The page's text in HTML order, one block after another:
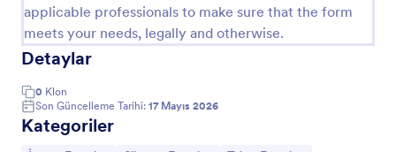
applicable professionals to make sure that the form
meets your needs, legally and otherwise.
Detaylar
0 Klon
Son Güncelleme Tarihi: 17 Mayıs 2026
Kategoriler